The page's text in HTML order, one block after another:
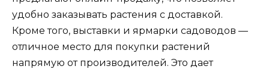
удобно заказывать растения с доставкой.
Кроме того, выставки и ярмарки садоводов —
отличное место для покупки растений
напрямую от производителей. Это дает